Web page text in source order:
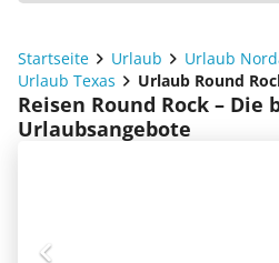
Startseite Urlaub Urlaub
Urlaub Texas
Urlaub Round
Reisen Round Rock – Die
Urlaubsangebote